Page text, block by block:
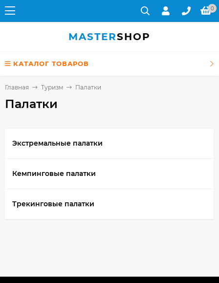
0
MASTERSHOP
КАТАЛОГ ТОВАРОВ
Главная Туризм Палатки
Палатки
Экстремальные палатки
Кемпинговые палатки
Трекинговые палатки